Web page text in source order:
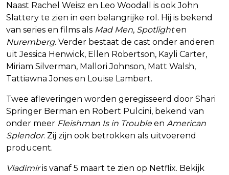
Naast Rachel Weisz en Leo Woodall is ook John
Slattery te zien in een belangrijke rol. Hij is bekend
van series en films als Mad Men, Spotlighten
Nuremberg. Verder bestaat de cast onder anderen
uit Jessica Henwick, Ellen Robertson, Kayli Carter,
Miriam Silverman, Mallori Johnson, Matt Walsh,
Tattiawna Jones en Louise Lambert.
Twee afleveringen worden geregisseerd door Shari
Springer Berman en Robert Pulcini, bekend van
onder meer Fleishman Is in Troubleen American
Splendor. Zij zijn ook betrokken als uitvoerend
producent.
Vladimiris vanaf 5 maart te zien op Netflix. Bekijk